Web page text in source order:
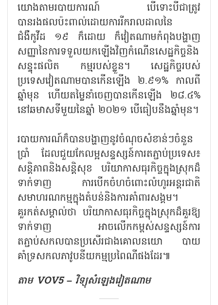
យោងតាមរបាយការណ៍ បើទោះបីជាត្រូវ
បានរងផលប៉ះពាល់ដោយការរីករាលដាលនៃ
ជំងឺកូវីដ ១៩ ក៏ដោយ ក៏វៀតណាមកំពុងបង្ហាញ
សញ្ញានៃការទទួលយកឡើងវិញកំណើនសេដ្ឋកិច្ចនិង
សន្ទុះផលិត កម្មរបស់ខ្លួន។ សេដ្ឋកិច្ចរបស់
ប្រទេសវៀតណាមបានកើនឡើង ២.៩១% កាលពី
ឆ្នាំមុន ហើយតម្លៃនាំចេញបានកើនឡើង ២៨.៤%
នៅឆមាសទីមួយនៃឆ្នាំ ២០២១ បើធៀបនឹងឆ្នាំមុន។
របាយការណ៍ក៏បានបង្ហាញនូវចំណុចសំខាន់ៗចំនួន
ប្រាំ ដែលជួយកែលម្អសន្ទស្សន៍ការតភ្ជាប់ប្រទេស៖
សន្តិភាពនិងសន្តិសុខ បរិយាកាសធុរកិច្ចក្នុងស្រុកដ៏
ទាក់ទាញ ការបើកចំហចំពោះលំហូរអន្តរជាតិ
សមាហរណកម្មក្នុងតំបន់និងការគាំពារសង្គម។
គួរកត់សម្គាល់ថា បរិយាកាសធុរកិច្ចក្នុងស្រុកដ៏គួរឱ្យ
ទាក់ទាញ អាចលើកកម្ពស់សន្ទស្សន៍ការ
តភ្ជាប់សកលបានប្រសើរជាងគោលនយោ បាយ
គាំទ្រសកលភាវូបនីយកម្មប្រពៃណីផងដែរ៕
តាម VOV5 – វិទ្យុសំឡេងវៀតណាម